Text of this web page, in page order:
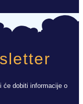
će dobiti informacije o